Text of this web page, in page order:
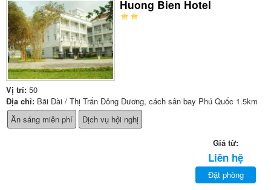
Huong Bien Hotel
Vị trí: 50
Địa chỉ: Bãi Dài / Thị Trấn Đông Dương, cách sân bay Phú Quốc 1.5km
Ăn sáng miễn phí
Dịch vụ hội nghị
Giá từ:
Liên hệ
Đặt phòng